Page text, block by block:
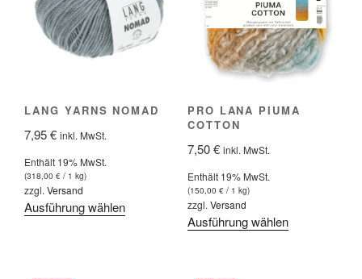
LANG YARNS NOMAD
7,95€ inkl. MwSt.
Enthält 19% MwSt.
(318,00 € / 1 kg)
zzgl. Versand
Ausführung wählenDieses
PRO LANA PIUMA
COTTON
7,50€ inkl. MwSt.
Enthält 19% MwSt.
(150,00 €/ 1 kg)
zzgl. Versand
Ausführung wählenDieses